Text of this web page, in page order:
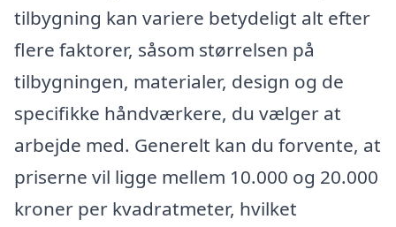
tilbygning kan variere betydeligt alt efter
flere faktorer, såsom størrelsen på
tilbygningen, materialer, design og de
specifikke håndværkere, du vælger at
arbejde med. Generelt kan du forvente, at
priserne vil ligge mellem 10.000 og 20.000
kroner per kvadratmeter, hvilket